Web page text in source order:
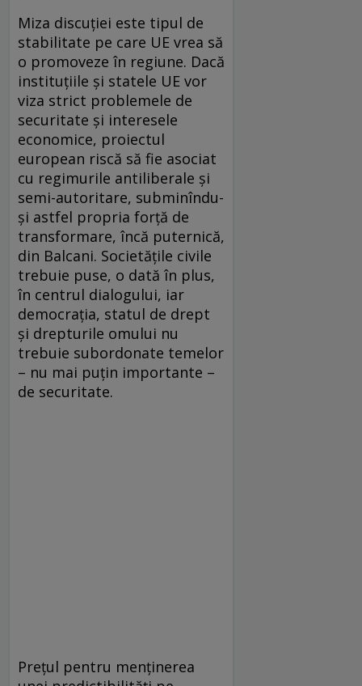
Miza discuției este tipul de
stabilitate pe care UE vrea să
o promoveze în regiune. Dacă
instituțiile și statele UE vor
viza strict problemele de
securitate și interesele
economice, proiectul
european riscă să fie asociat
cu regimurile antiliberale și
semi-autoritare, subminîndu-
și astfel propria forță de
transformare, încă puternică,
din Balcani. Societățile civile
trebuie puse, o dată în plus,
în centrul dialogului, iar
democrația, statul de drept
și drepturile omului nu
trebuie subordonate temelor
– nu mai puțin importante –
de securitate.
Prețul pentru menținerea